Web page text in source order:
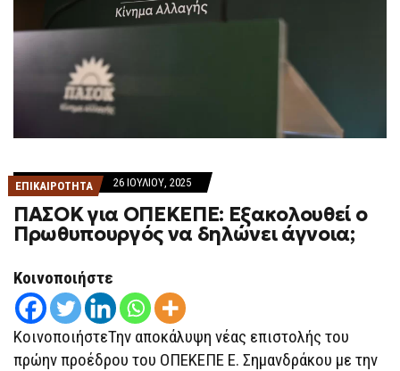
ΕΠΙΚΑΙΡΟΤΗΤΑ 26 ΙΟΥΛΊΟΥ, 2025
ΠΑΣΟΚ για ΟΠΕΚΕΠΕ: Εξακολουθεί ο
Πρωθυπουργός να δηλώνει άγνοια;
Κοινοποιήστε
ΚοινοποιήστεΤην αποκάλυψη νέας επιστολής του
πρώην προέδρου του ΟΠΕΚΕΠΕ Ε. Σημανδράκου με την